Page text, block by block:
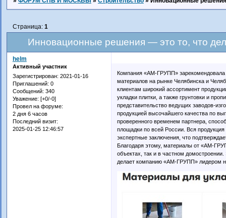
Инновационные решения — это то, что
Страница: 1
helm
Активный участник
Зарегистрирован: 2021-01-16
Приглашений: 0
Сообщений: 340
Уважение: [+0/-0]
Провел на форуме:
2 дня 6 часов
Последний визит:
2025-01-25 12:46:57
Компания «АМ-ГРУПП» зарекомендовала
материалов на рынке Челябинска и
клиентам широкий ассортимент
укладки плитки, а также грунтовки и
представительство ведущих заводов-
продукцией высочайшего качества по
проверенного временем партнера,
площадки по всей России. Вся
экспертные заключения, что
Благодаря этому, материалы от «АМ-
объектах, так и в частном
делает компанию «АМ-ГРУПП» лидером